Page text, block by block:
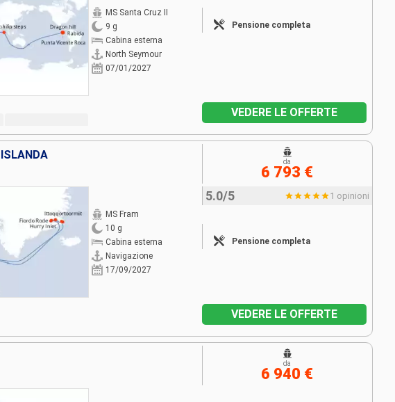
MS Santa Cruz II
9 g
Cabina esterna
North Seymour
07/01/2027
Pensione completa
VEDERE LE OFFERTE
MS Fram
10 g
Cabina esterna
Navigazione
17/09/2027
5.0/5 1 opinioni
Pensione completa
da
6 793 €
VEDERE LE OFFERTE
da
6 940 €